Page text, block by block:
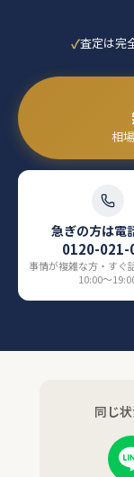
査定は完
相
急ぎの方は電
0120-021-
事情が複雑な方・すぐ
10:00〜
同じ